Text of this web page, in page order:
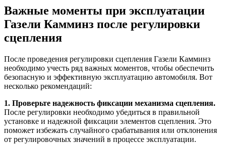
Важные моменты при эксплуатации
Газели Камминз после регулировки
сцепления
После проведения регулировки сцепления Газели Камминз
необходимо учесть ряд важных моментов, чтобы обеспечить
безопасную и эффективную эксплуатацию автомобиля. Вот
несколько рекомендаций:
1. Проверьте надежность фиксации механизма сцепления.
После регулировки необходимо убедиться в правильной
установке и надежной фиксации элементов сцепления. Это
поможет избежать случайного срабатывания или отклонения
от регулировочных значений в процессе эксплуатации.